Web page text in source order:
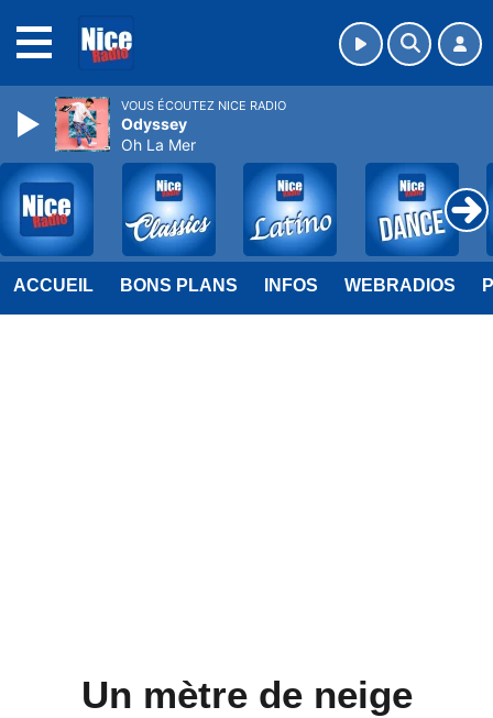
ACCUEIL BONS PLANS INFOS WEBRADIOS
Un mètre de neige
VOUS ÉCOUTEZ NICE RADIO
Odyssey
Oh La Mer